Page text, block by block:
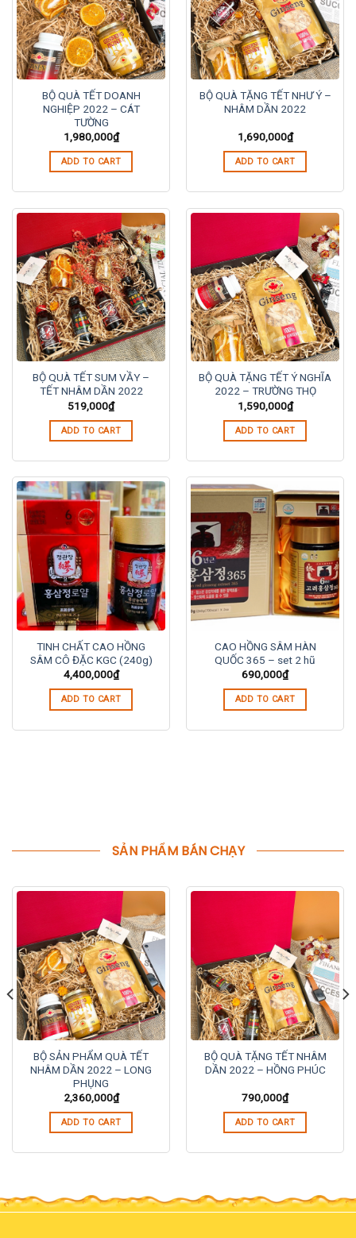
BỘ QUÀ TẾT DOANH
NGHIỆP 2022 – CÁT
TƯỜNG
1,980,000
ADD TO CART
BỘ QUÀ TẶNG TẾT NHƯ Ý –
NHÂM DẦN 2022
ADD TO CART
BỘ QUÀ TẾT SUM VẦY –
TẾT NHÂM DẦN 2022
519,000₫
ADD TO CART
BỘ QUÀ TẶNG TẾT Ý NGHĨA
2022 – TRƯỜNG THỌ
1,590,000₫
ADD TO CART
TINH CHẤT CAO HỒNG
SÂM CÔ ĐẶC KGC (240g)
4,400,000₫
ADD TO CART
CAO HỒNG SÂM HÀN
QUỐC 365 – set 2 hũ
690,000₫
ADD TO CART
SẢN PHẨM BÁN CHẠY
BỘ SẢN PHẨM QUÀ TẾT
NHÂM DẦN 2022 – LONG
PHỤNG
2,360,000
ADD TO CART
BỘ QUÀ TẶNG TẾT NHÂM
DẦN 2022 – HỒNG PHÚC
ADD TO CART